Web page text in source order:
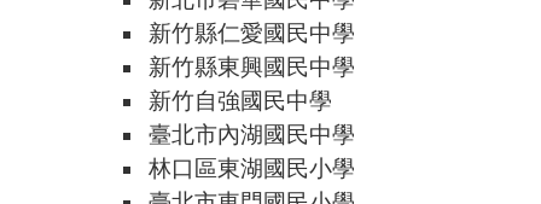
新竹縣仁愛國民中學
新竹縣東興國民中學
新竹自強國民中學
臺北市內湖國民中學
林口區東湖國民小學